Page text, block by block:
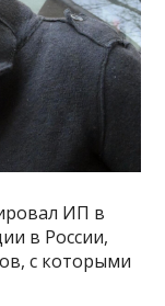
ИП в
в России,
с которыми